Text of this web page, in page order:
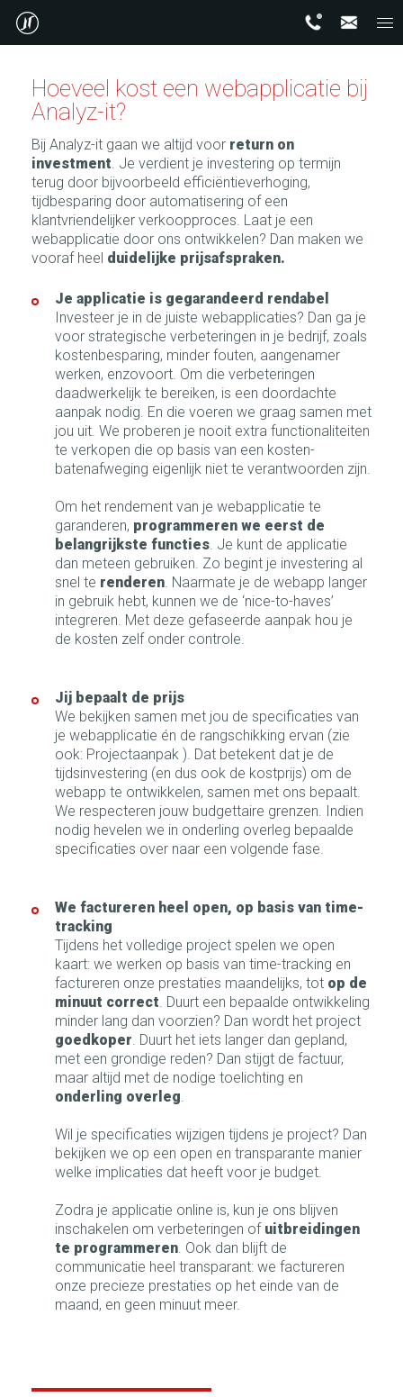
Hoeveel kost een webapplicatie bij
Analyz-it?
Bij Analyz-it gaan we altijd voor return on
investment. Je verdient je investering op termijn
terug door bijvoorbeeld efficiëntieverhoging,
tijdbesparing door automatisering of een
klantvriendelijker verkoopproces. Laat je een
webapplicatie door ons ontwikkelen? Dan maken we
vooraf heel duidelijke prijsafspraken.
Je applicatie is gegarandeerd rendabel
Investeer je in de juiste webapplicaties? Dan ga je
voor strategische verbeteringen in je bedrijf, zoals
kostenbesparing, minder fouten, aangenamer
werken, enzovoort. Om die verbeteringen
daadwerkelijk te bereiken, is een doordachte
aanpak nodig. En die voeren we graag samen met
jou uit. We proberen je nooit extra functionaliteiten
te verkopen die op basis van een kosten-
batenafweging eigenlijk niet te verantwoorden zijn.
Om het rendement van je webapplicatie te
garanderen, programmeren we eerst de
belangrijkste functies. Je kunt de applicatie
dan meteen gebruiken. Zo begint je investering al
snel te renderen. Naarmate je de webapp langer
in gebruik hebt, kunnen we de ‘nice-to-haves’
integreren. Met deze gefaseerde aanpak hou je
de kosten zelf onder controle.
Jij bepaalt de prijs
We bekijken samen met jou de specificaties van
je webapplicatie én de rangschikking ervan (zie
ook: Projectaanpak ). Dat betekent dat je de
tijdsinvestering (en dus ook de kostprijs) om de
webapp te ontwikkelen, samen met ons bepaalt.
We respecteren jouw budgettaire grenzen. Indien
nodig hevelen we in onderling overleg bepaalde
specificaties over naar een volgende fase.
We factureren heel open, op basis van time-
tracking
Tijdens het volledige project spelen we open
kaart: we werken op basis van time-tracking en
factureren onze prestaties maandelijks, tot op de
minuut correct. Duurt een bepaalde ontwikkeling
minder lang dan voorzien? Dan wordt het project
goedkoper. Duurt het iets langer dan gepland,
met een grondige reden? Dan stijgt de factuur,
maar altijd met de nodige toelichting en
onderling overleg.
Wil je specificaties wijzigen tijdens je project? Dan
bekijken we op een open en transparante manier
welke implicaties dat heeft voor je budget.
Zodra je applicatie online is, kun je ons blijven
inschakelen om verbeteringen of uitbreidingen
te programmeren. Ook dan blijft de
communicatie heel transparant: we factureren
onze precieze prestaties op het einde van de
maand, en geen minuut meer.